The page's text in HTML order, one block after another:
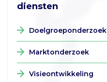
diensten
Doelgroeponderzoek
Marktonderzoek
Visieontwikkeling